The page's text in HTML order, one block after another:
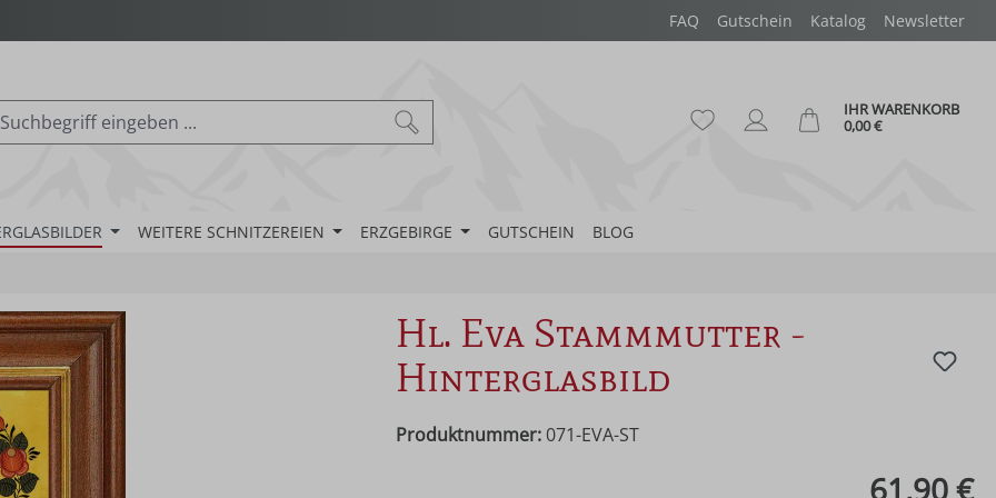
FAQ Gutschein Katalog Newsletter
Du hast 0 Produkte auf dem
IHR WARENKORB
0,00 €
WEITERE SCHNITZEREIEN ERZGEBIRGE GUTSCHEIN BLOG
Hl. Eva Stammmutter -
Hinterglasbild
Produktnummer: 071-EVA-ST
61,90 €